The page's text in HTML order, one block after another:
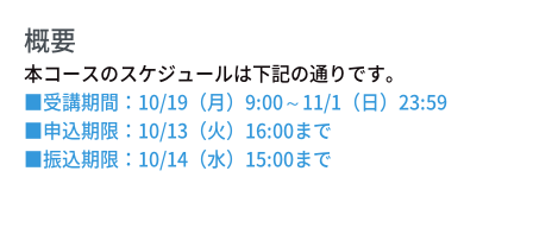
概要
本コースのスケジュールは下記の通りです。
■受講期間：10/19（月）9:00～11/1（日）23:59
■申込期限：10/13（火）16:00まで
■振込期限：10/14 （水）15:00まで